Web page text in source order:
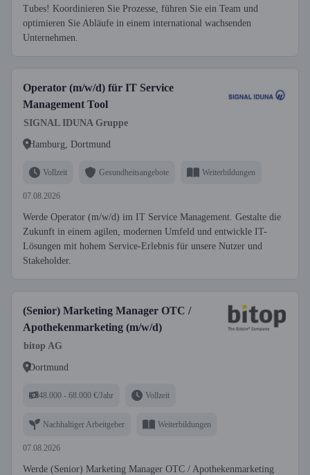
Tubes! Koordinieren Sie Prozesse, führen Sie ein Team und
optimieren Sie Abläufe in einem international wachsenden
Unternehmen.
Operator (m/w/d) für IT Service
Management Tool
SIGNAL IDUNA Gruppe
Hamburg, Dortmund
Vollzeit Gesundheitsangebote Weiterbildungen
07.08.2026
Werde Operator (m/w/d) im IT Service Management. Gestalte die
Zukunft in einem agilen, modernen Umfeld und entwickle IT-
Lösungen mit hohem Service-Erlebnis für unsere Nutzer und
Stakeholder.
(Senior) Marketing Manager OTC /
Apothekenmarketing (m/w/d)
bitop AG
Dortmund
48.000 - 68.000 €/Jahr Vollzeit
Nachhaltiger Arbeitgeber Weiterbildungen
07.08.2026
Werde (Senior) Marketing Manager OTC / Apothekenmarketing